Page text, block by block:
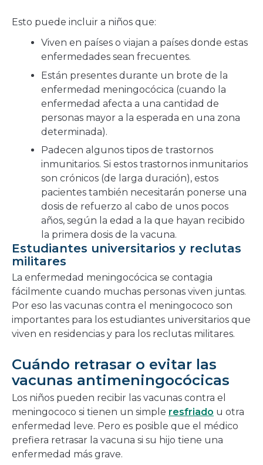
Esto puede incluir a niños que:
Viven en países o viajan a países donde estas
enfermedades sean frecuentes.
Están presentes durante un brote de la
enfermedad meningocócica (cuando la
enfermedad afecta a una cantidad de
personas mayor a la esperada en una zona
determinada).
Padecen algunos tipos de trastornos
inmunitarios. Si estos trastornos inmunitarios
son crónicos (de larga duración), estos
pacientes también necesitarán ponerse una
dosis de refuerzo al cabo de unos pocos
años, según la edad a la que hayan recibido
la primera dosis de la vacuna.
Estudiantes universitarios y reclutas
militares
La enfermedad meningocócica se contagia
fácilmente cuando muchas personas viven juntas.
Por eso las vacunas contra el meningococo son
importantes para los estudiantes universitarios que
viven en residencias y para los reclutas militares.
Cuándo retrasar o evitar las
vacunas antimeningocócicas
Los niños pueden recibir las vacunas contra el
meningococo si tienen un simple resfriado u otra
enfermedad leve. Pero es posible que el médico
prefiera retrasar la vacuna si su hijo tiene una
enfermedad más grave.